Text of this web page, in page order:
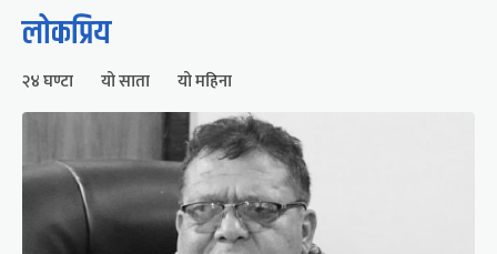
लोकप्रिय
२४ घण्टा यो साता यो महिना